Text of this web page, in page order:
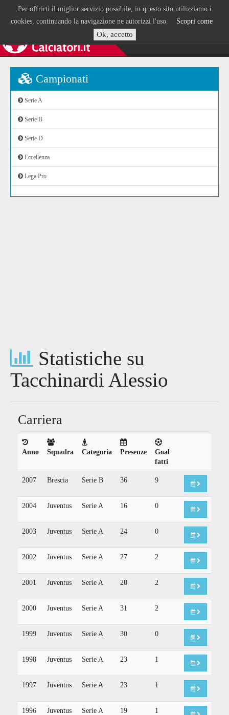
Per offrirti il miglior servizio possibile, in questo sito utilizziamo i
cookies, continuando la navigazione ne autorizzi l'uso. Scopri come
Ok, accetto
Campionati
Serie A
Serie B
Serie D
Eccellenza
Lega Pro
Statistiche su
Tacchinardi Alessio
Carriera
Anno Squadra Categoria Presenze
Goal
fatti
2007 Brescia Serie B 36 9
2004 Juventus Serie A 16 0
2003 Juventus Serie A 24 0
2002 Juventus Serie A 27 2
2001 Juventus Serie A 28 2
2000 Juventus Serie A 31 2
1999 Juventus Serie A 30 0
1998 Juventus Serie A 23 1
1997 Juventus Serie A 23 1
1996 Juventus Serie A 19 1